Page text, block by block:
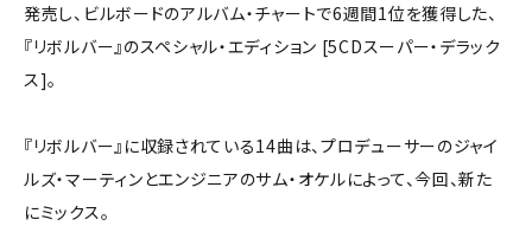
発売し、ビルボードのアルバム・チャートで6週間1位を獲得した、
『リボルバー』のスペシャル・エディション [5CDスーパー・デラック
ス]。
『リボルバー』に収録されている14曲は、プロデューサーのジャイ
ルズ・マーティンとエンジニアのサム・オケルによって、今回、新た
にミックス。